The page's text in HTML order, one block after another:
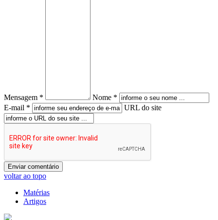
Mensagem *
Nome *
E-mail *
URL do site
voltar ao topo
Matérias
Artigos